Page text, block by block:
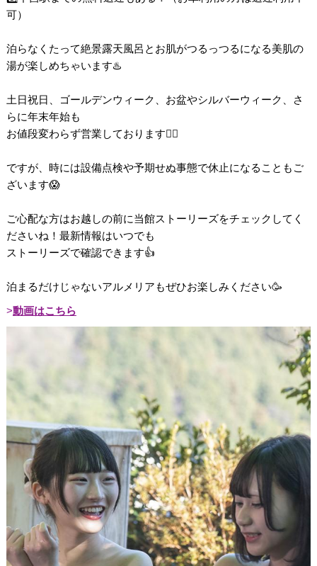
可）
泊らなくたって絶景露天風呂とお肌がつるっつるになる美肌の
湯が楽しめちゃいます♨️
土日祝日、ゴールデンウィーク、お盆やシルバーウィーク、さ
らに年末年始も
お値段変わらず営業しております💁‍♀️
ですが、時には設備点検や予期せぬ事態で休止になることもご
ざいます😱
ご心配な方はお越しの前に当館ストーリーズをチェックしてく
ださいね！最新情報はいつでも
ストーリーズで確認できます👍
泊まるだけじゃないアルメリアもぜひお楽しみください🥳
動画はこちら